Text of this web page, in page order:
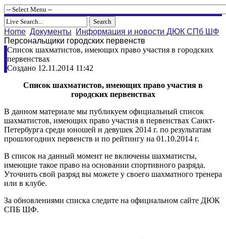
Home Документы
Информация и новости ДЮК СПб ШФ
Персональщики городских первенств
Список шахматистов, имеющих право участия в городских
первенствах
Создано 12.11.2014 11:42
Список шахматистов, имеющих право участия в
городских первенствах
В данном материале мы публикуем официальный список
шахматистов, имеющих право участия в первенствах Санкт-
Петербурга среди юношей и девушек 2014 г. по результатам
прошлогодних первенств и по рейтингу на 01.10.2014 г.
В список на данный момент не включены шахматисты,
имеющие такое право на основании спортивного разряда.
Уточнить свой разряд вы можете у своего шахматного тренера
или в клубе.
За обновлениями списка следите на официальном сайте ДЮК
СПБ ШФ.